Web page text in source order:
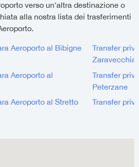
verso un'altra destinazione o
alla nostra lista dei trasferimenti
Aeroporto al Bibigne
Transfer
Zaravecchia
Aeroporto al
Transfer
Peterzane
Aeroporto al Stretto
Transfer